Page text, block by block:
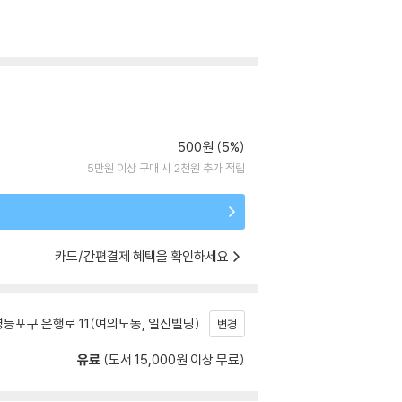
500원 (5%)
5만원 이상 구매 시 2천원 추가 적립
카드/간편결제 혜택을 확인하세요
포구 은행로 11(여의도동, 일신빌딩) 변경
유료 (도서 15,000원 이상 무료)